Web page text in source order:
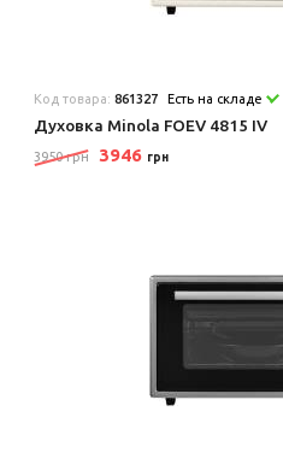
Код товара:861327 Есть на складе
Духовка Minola FOEV 4815 IV
3950 грн 3946 грн